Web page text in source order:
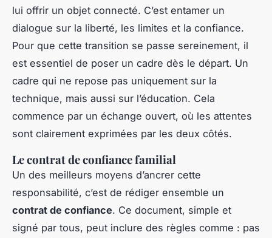
lui offrir un objet connecté. C’est entamer un
dialogue sur la liberté, les limites et la confiance.
Pour que cette transition se passe sereinement, il
est essentiel de poser un cadre dès le départ. Un
cadre qui ne repose pas uniquement sur la
technique, mais aussi sur l’éducation. Cela
commence par un échange ouvert, où les attentes
sont clairement exprimées par les deux côtés.
Le contrat de confiance familial
Un des meilleurs moyens d’ancrer cette
responsabilité, c’est de rédiger ensemble un
contrat de confiance. Ce document, simple et
signé par tous, peut inclure des règles comme : pas